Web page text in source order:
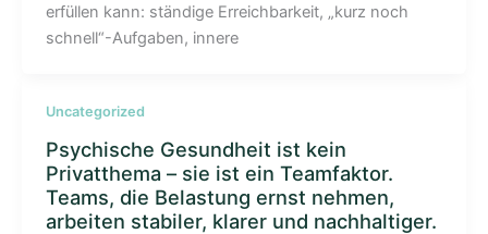
erfüllen kann: ständige Erreichbarkeit, „kurz noch
schnell“-Aufgaben, innere
Uncategorized
Psychische Gesundheit ist kein
Privatthema – sie ist ein Teamfaktor.
Teams, die Belastung ernst nehmen,
arbeiten stabiler, klarer und nachhaltiger.